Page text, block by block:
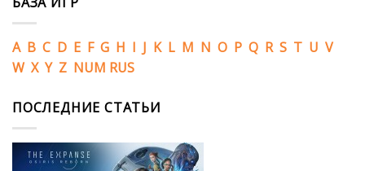
A B C D E F G H I J K L M N O P Q R S T U V
W X Y Z NUM RUS
ПОСЛЕДНИЕ СТАТЬИ